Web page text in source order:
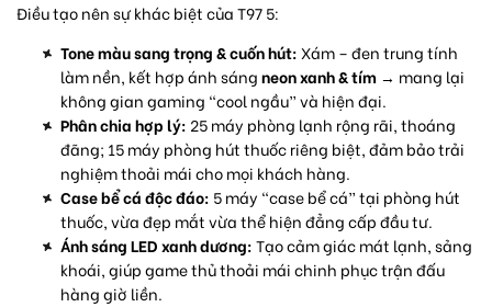
Điều tạo nên sự khác biệt của T97 5:
Tone màu sang trọng & cuốn hút:Xám – đen trung tính
làm nền, kết hợp ánh sángneon xanh & tím → mang lại
không gian gaming “cool ngầu” và hiện đại.
Phân chia hợp lý: 25 máy phòng lạnh rộng rãi, thoáng
đãng; 15 máy phòng hút thuốc riêng biệt, đảm bảo trải
nghiệm thoải mái cho mọi khách hàng.
Case bể cá độc đáo: 5 máy “case bể cá” tại phòng hút
thuốc, vừa đẹp mắt vừa thể hiện đẳng cấp đầu tư.
Ánh sáng LED xanh dương:Tạo cảm giác mát lạnh, sảng
khoái, giúp game thủ thoải mái chinh phục trận đấu
hàng giờ liền.